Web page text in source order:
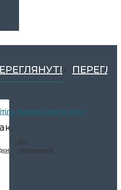
банан Pasha 1,5кг
До
порівняння